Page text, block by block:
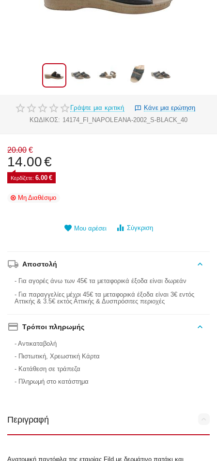
Γράψτε μια κριτική
Κάνε μια ερώτηση
ΚΩΔΙΚΟΣ: 14174_FI_NAPOLEANA-2002_S-BLACK_40
20.00 €
14.00€
Κερδίζετε: 6.00 €
Μη Διαθέσιμο
Μου αρέσει Σύγκριση
Αποστολή
- Για αγορές άνω των 45€ τα μεταφορικά έξοδα είναι δωρεάν
- Για παραγγελίες μέχρι 45€ τα μεταφορικά έξοδα είναι 3€ εντός
Αττικής & 3.5€ εκτός Αττικής & Δυσπρόσιτες περιοχές
Τρόποι πληρωμής
- Αντικαταβολή
- Πιστωτική, Χρεωστική Κάρτα
- Κατάθεση σε τράπεζα
- Πληρωμή στο κατάστημα
Περιγραφή
Ανατομική παντόφλα της εταιρίας Fild,με δερμάτινο πατάκι και